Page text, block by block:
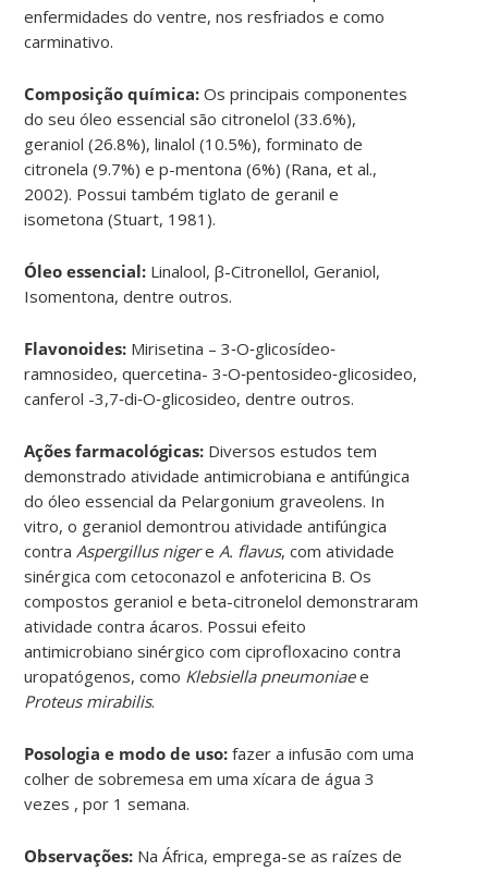
enfermidades do ventre, nos resfriados e como
carminativo.
Composição química:Os principais componentes
do seu óleo essencial são citronelol (33.6%),
geraniol (26.8%), linalol (10.5%), forminato de
citronela (9.7%) e p-mentona (6%) (Rana, et al.,
2002). Possui também tiglato de geranil e
isometona (Stuart, 1981).
Óleo essencial: Linalool, β-Citronellol, Geraniol,
Isomentona, dentre outros.
Flavonoides: Mirisetina – 3‐O‐glicosídeo‐
ramnosideo, quercetina- 3‐O‐pentosideo‐glicosideo,
canferol -3,7‐di‐O‐glicosideo, dentre outros.
Ações farmacológicas: Diversos estudos tem
demonstrado atividade antimicrobiana e antifúngica
do óleo essencial da Pelargonium graveolens. In
vitro, o geraniol demontrou atividade antifúngica
contra Aspergillus nigere A. flavus, com atividade
sinérgica com cetoconazol e anfotericina B. Os
compostos geraniol e beta-citronelol demonstraram
atividade contra ácaros. Possui efeito
antimicrobiano sinérgico com ciprofloxacino contra
uropatógenos, como Klebsiella pneumoniaee
Proteus mirabilis.
Posologia e modo de uso: fazer a infusão com uma
colher de sobremesa em uma xícara de água 3
vezes , por 1 semana.
Observações: Na África, emprega-se as raízes de